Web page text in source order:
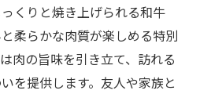
くりと焼き上げられる和牛
柔らかな肉質が楽しめる特別
肉の旨味を引き立て、訪れる
を提供します。友人や家族と